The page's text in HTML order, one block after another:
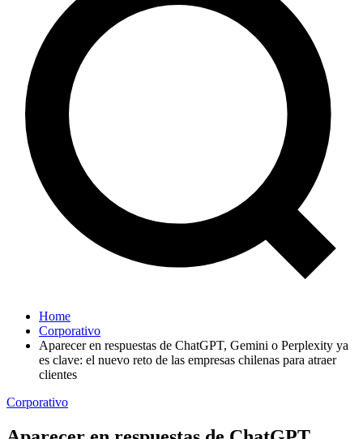
Home
Corporativo
Aparecer en respuestas de ChatGPT, Gemini o Perplexity ya
es clave: el nuevo reto de las empresas chilenas para atraer
clientes
Corporativo